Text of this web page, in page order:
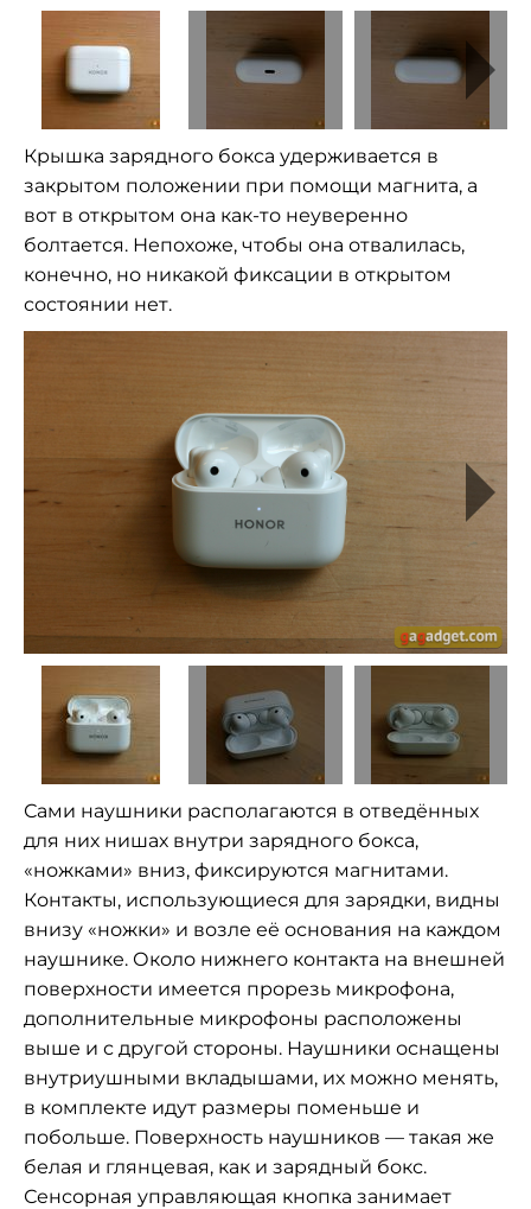
Крышка зарядного бокса удерживается в
закрытом положении при помощи магнита, а
вот в открытом она как-то неуверенно
болтается. Непохоже, чтобы она отвалилась,
конечно, но никакой фиксации в открытом
состоянии нет.
Сами наушники располагаются в отведённых
для них нишах внутри зарядного бокса,
«ножками» вниз, фиксируются магнитами.
Контакты, использующиеся для зарядки, видны
внизу «ножки» и возле её основания на каждом
наушнике. Около нижнего контакта на внешней
поверхности имеется прорезь микрофона,
дополнительные микрофоны расположены
выше и с другой стороны. Наушники оснащены
внутриушными вкладышами, их можно менять,
в комплекте идут размеры поменьше и
побольше. Поверхность наушников — такая же
белая и глянцевая, как и зарядный бокс.
Сенсорная управляющая кнопка занимает